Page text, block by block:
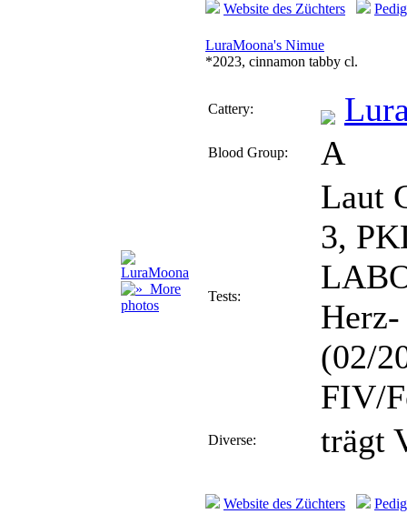
Website des Züchters
More
photos
LuraMoona's Nimue
*2023, cinnamon tabby cl.
Cattery:
Blood Group: A
Tests:
Laut
3,
(02/
FIV/
Diverse: trägt
Website des Züchters